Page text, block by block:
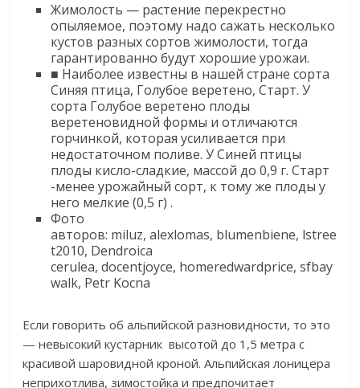
​Жимолость — растение перекрестно
опыляемое, поэтому надо сажать несколько
кустов разных сортов жимолости, тогда
гарантированно будут хорошие урожаи.​
​■ Наиболее известны в нашей стране сорта
Синяя птица, Голубое веретено, Старт. У
сорта Голубое веретено плоды
веретеновидной формы и отличаются
горчинкой, которая усиливается при
недостаточном поливе. У Синей птицы
плоды кисло-сладкие, массой до 0,9 г. Старт
-менее урожайный сорт, к тому же плоды у
него мелкие (0,5 г) .​
​Фото
авторов: miluz, alexlomas, blumenbiene, lstree
t2010, Dendroica
cerulea, docentjoyce, homeredwardprice, sfbay
walk, Petr Kocna​
​Если говорить об альпийской разновидности, то это
— невысокий кустарник высотой до 1,5 метра с
красивой шаровидной кроной. Альпийская лоницера
неприхотлива, зимостойка и предпочитает